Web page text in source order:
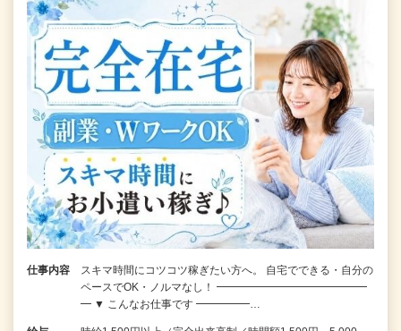
仕事内容
スキマ時間にコツコツ稼ぎたい方へ。 自宅でできる・自分の
ペースでOK・ノルマなし！ ━━━━━━━━━━━━━━
━ ▼ こんなお仕事です ━━━━━…